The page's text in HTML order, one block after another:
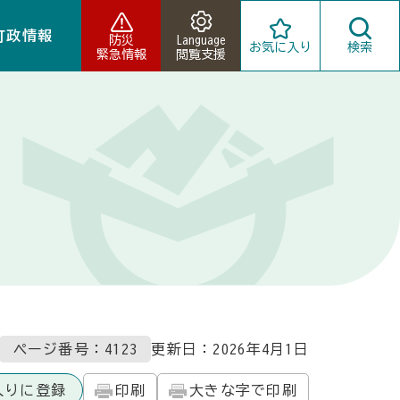
政情報
防災
緊急情報
Language
閲覧支援
お気に入り 検索
ページ番号：4123 更新日： 2026年4月1日
りに登録 印刷 大きな字で印刷